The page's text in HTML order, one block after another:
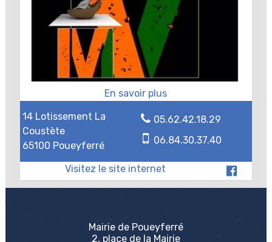
14 Lotissement La
Coustète
65100 Poueyferré
05.62.42.18.29
06.84.30.37.40
Mairie de Poueyferré
2, place de la Mairie